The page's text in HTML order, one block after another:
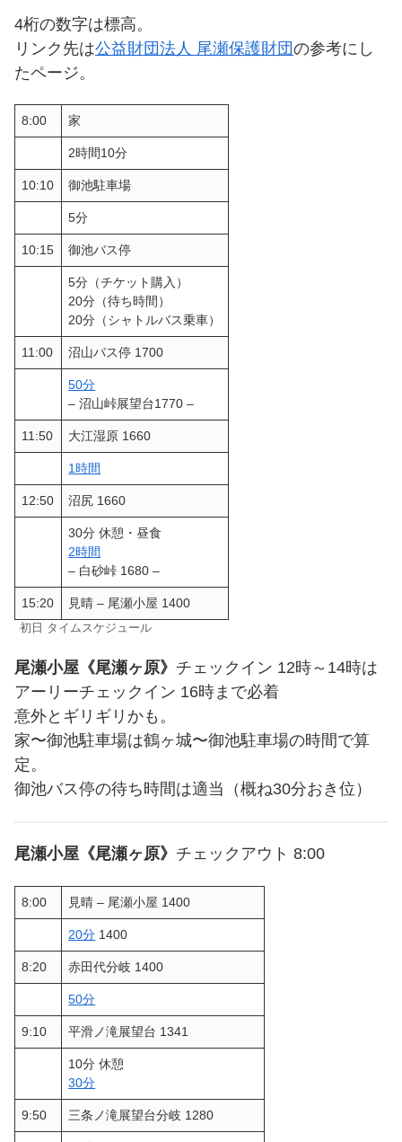
4桁の数字は標高。
リンク先は公益財団法人 尾瀬保護財団の参考にし
たページ。
8:00 家
2時間10分
10:10 御池駐車場
5分
10:15 御池バス停
5分（チケット購入）
20分（待ち時間）
20分（シャトルバス乗車）
11:00 沼山バス停 1700
50分
– 沼山峠展望台1770 –
11:50 大江湿原 1660
1時間
12:50 沼尻 1660
30分 休憩・昼食
2時間
– 白砂峠 1680 –
15:20 見晴 – 尾瀬小屋 1400
初日 タイムスケジュール
尾瀬小屋《尾瀬ヶ原》 チェックイン 12時～14時は
アーリーチェックイン 16時まで必着
意外とギリギリかも。
家〜御池駐車場は鶴ヶ城〜御池駐車場の時間で算
定。
御池バス停の待ち時間は適当（概ね30分おき位）
尾瀬小屋《尾瀬ヶ原》 チェックアウト 8:00
8:00 見晴 – 尾瀬小屋 1400
20分 1400
8:20 赤田代分岐 1400
50分
9:10 平滑ノ滝展望台 1341
10分 休憩
30分
9:50 三条ノ滝展望台分岐 1280